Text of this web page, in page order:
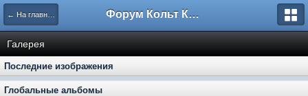
← На главную Форум Кольт Клуб
Галерея
Последние изображения
Глобальные альбомы